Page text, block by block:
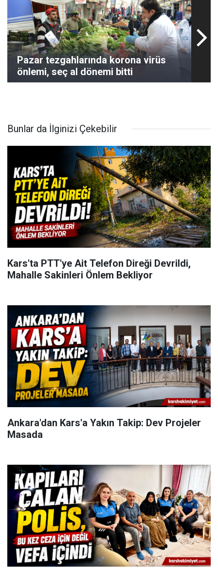
Pazar tezgahlarında korona virüs
önlemi, seç al dönemi bitti
Bunlar da İlginizi Çekebilir
Kars'ta PTT'ye Ait Telefon Direği Devrildi,
Mahalle Sakinleri Önlem Bekliyor
Ankara'dan Kars'a Yakın Takip: Dev Projeler
Masada